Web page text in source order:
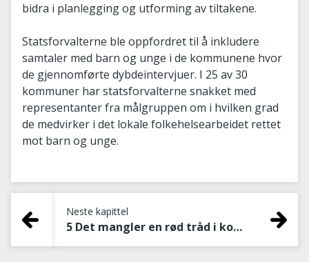
bidra i planlegging og utforming av tiltakene.
Statsforvalterne ble oppfordret til å inkludere
samtaler med barn og unge i de kommunene hvor
de gjennomførte dybdeintervjuer. I 25 av 30
kommuner har statsforvalterne snakket med
representanter fra målgruppen om i hvilken grad
de medvirker i det lokale folkehelsearbeidet rettet
mot barn og unge.
Neste kapittel
5 Det mangler en rød tråd i kommunenes folkehelsearbeid